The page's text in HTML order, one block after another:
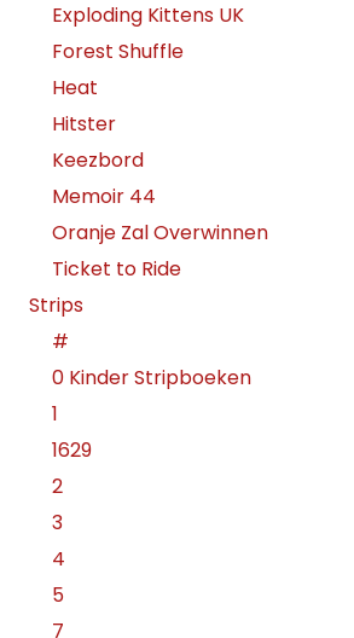
Exploding Kittens UK
Forest Shuffle
Heat
Hitster
Keezbord
Memoir 44
Oranje Zal Overwinnen
Ticket to Ride
Strips
#
0 Kinder Stripboeken
1
1629
2
3
4
5
7